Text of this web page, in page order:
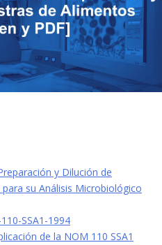
y Dilución de
su Análisis Microbiológico
SSA1-1994
de la NOM 110 SSA1